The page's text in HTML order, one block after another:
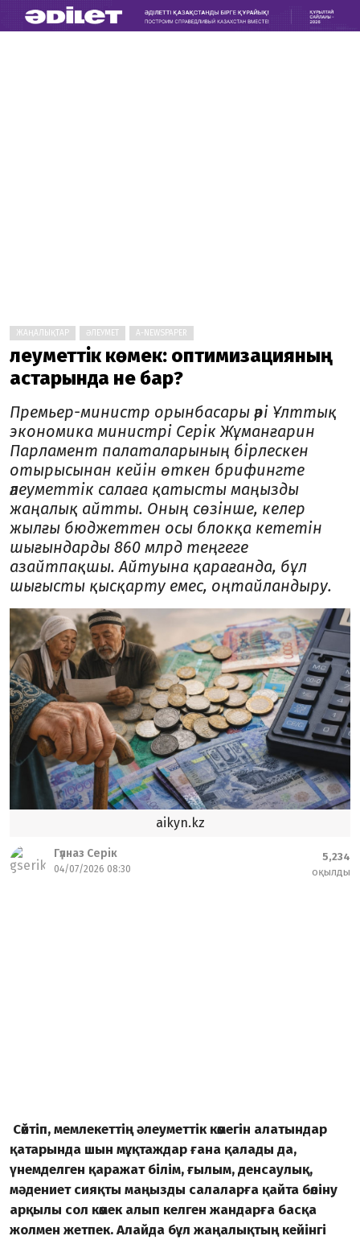
ЖАҢАЛЫҚТАР ӘЛЕУМЕТ A-NEWSPAPER
Әлеуметтік көмек: оптимизацияның
астарында не бар?
Премьер-министр орынбасары әрі Ұлттық
экономика ми­нистрі Серік Жұманғарин
Парламент палаталарының бір­лескен
отырысынан кейін өткен брифингте
әлеуметтік салаға қатысты маңызды
жаңалық айтты. Оның сөзінше, ке­лер
жылғы бюджеттен осы блокқа кететін
шығындарды 860 млрд теңгеге
азайтпақшы. Айтуына қарағанда, бұл
шығысты қысқарту емес, оңтайландыру.
aikyn.kz
Гүлназ Серік
04/07/2026 08:30
5,234
оқылды
Сөйтіп, мем­лекет­тің әлеуметтік көмегін алатындар
қатарында шын мұқтаж­дар ғана қалады да,
үнемделген қаражат білім, ғылым, денсаулық,
мәдениет сияқты маңызды салаларға қайта бөліну
арқылы сол көмек алып келген жандарға басқа
жолмен жетпек.Алайда бұл жаңалықтың кейінгі